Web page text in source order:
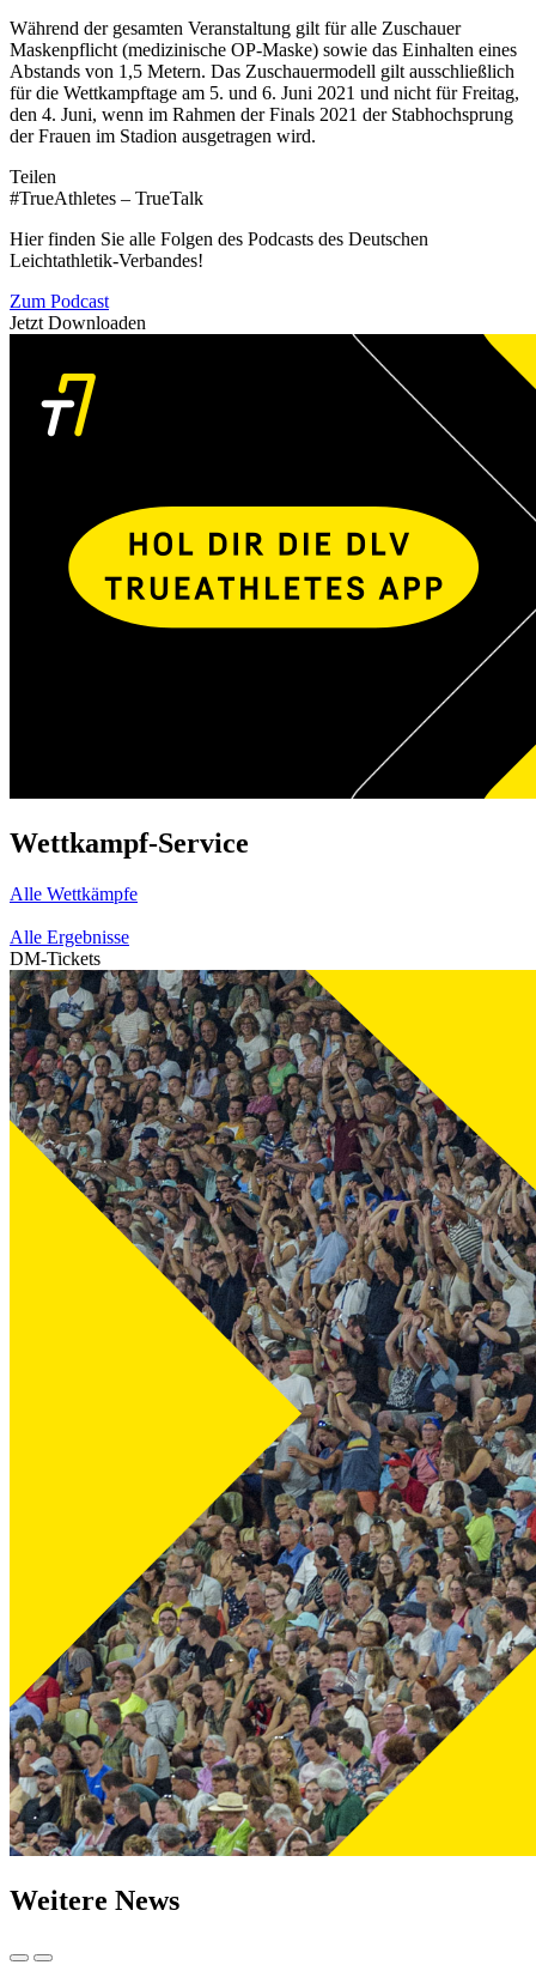
Während der gesamten Veranstaltung gilt für alle Zuschauer
Maskenpflicht (medizinische OP-Maske) sowie das Einhalten eines
Abstands von 1,5 Metern. Das Zuschauermodell gilt ausschließlich
für die Wettkampftage am 5. und 6. Juni 2021 und nicht für Freitag,
den 4. Juni, wenn im Rahmen der Finals 2021 der Stabhochsprung
der Frauen im Stadion ausgetragen wird.
Teilen
#TrueAthletes – TrueTalk
Hier finden Sie alle Folgen des Podcasts des Deutschen
Leichtathletik-Verbandes!
Zum Podcast
Jetzt Downloaden
Wettkampf-Service
Alle Wettkämpfe
Alle Ergebnisse
DM-Tickets
Weitere News